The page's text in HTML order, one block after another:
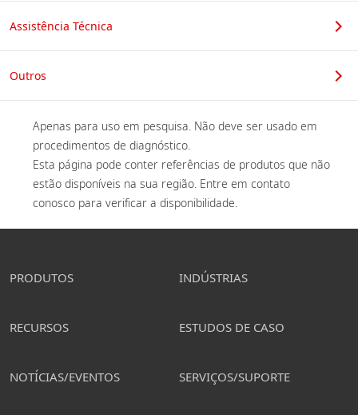
Departamento
Recomendamos criar uma
conta.
pode fazer consultas facilmente no futuro sem reinserir
As informações pessoais registradas em uma conta
Política de Privacidade, como envio de newsletters
Assistência Técnica
Outros
Apenas para uso em pesquisa. Não deve ser usado em
procedimentos de diagnóstico.
Esta página pode conter referências de produtos que não
estão disponíveis na sua região. Entre em contato
conosco para verificar a disponibilidade.
PRODUTOS INDÚSTRIAS
RECURSOS ESTUDOS DE CASO
NOTÍCIAS/EVENTOS SERVIÇOS/SUPORTE